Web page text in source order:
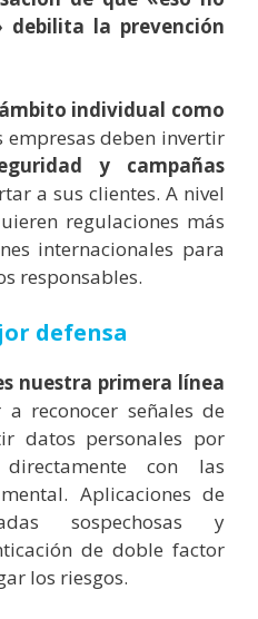
la prevención
ámbito individual como
empresas deben invertir
y campañas
a sus clientes. A nivel
regulaciones más
internacionales para
responsables.
defensa
nuestra primera línea
a reconocer señales de
datos personales por
con las
Aplicaciones de
sospechosas y
de doble factor
los riesgos.